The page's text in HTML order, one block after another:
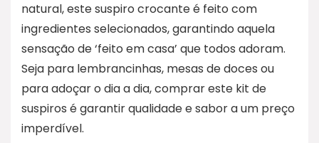
natural, este suspiro crocante é feito com
ingredientes selecionados, garantindo aquela
sensação de ‘feito em casa’ que todos adoram.
Seja para lembrancinhas, mesas de doces ou
para adoçar o dia a dia, comprar este kit de
suspiros é garantir qualidade e sabor a um preço
imperdível.